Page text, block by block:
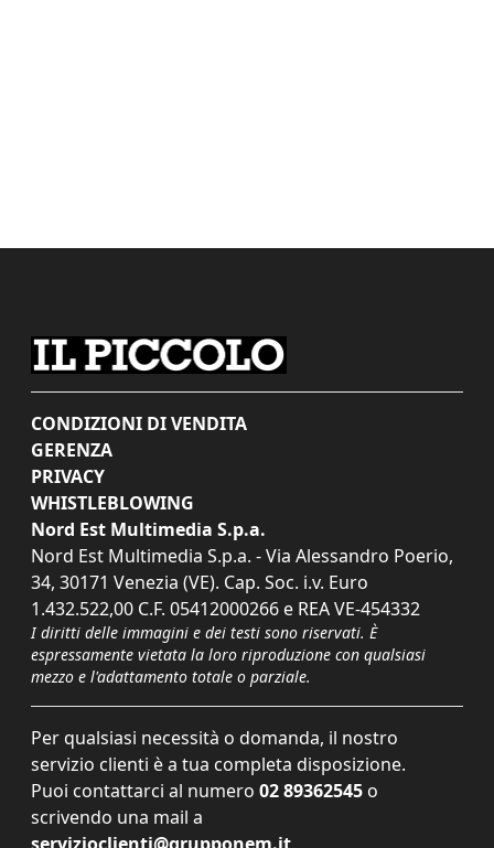
CONDIZIONI DI VENDITA
GERENZA
PRIVACY
WHISTLEBLOWING
Nord Est Multimedia S.p.a.
Nord Est Multimedia S.p.a. - Via Alessandro Poerio,
34, 30171 Venezia (VE). Cap. Soc. i.v. Euro
1.432.522,00 C.F. 05412000266 e REA VE-454332
I diritti delle immagini e dei testi sono riservati. È
espressamente vietata la loro riproduzione con qualsiasi
mezzo e l'adattamento totale o parziale.
Per qualsiasi necessità o domanda, il nostro
servizio clienti è a tua completa disposizione.
Puoi contattarci al numero 02 89362545 o
scrivendo una mail a